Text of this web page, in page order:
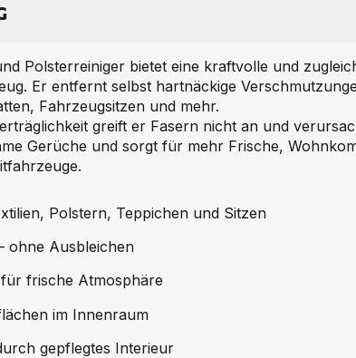
Polsterreiniger bietet eine kraftvolle und
Er entfernt selbst hartnäckige
Fahrzeugsitzen und mehr.
greift er Fasern nicht an und
Gerüche und sorgt für mehr Frische,
Polstern, Teppichen und Sitzen
ohne Ausbleichen
frische Atmosphäre
im Innenraum
gepflegtes Interieur